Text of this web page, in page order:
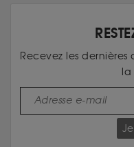
Recevez les